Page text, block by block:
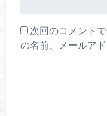
次回のコメント
の名前、メールア